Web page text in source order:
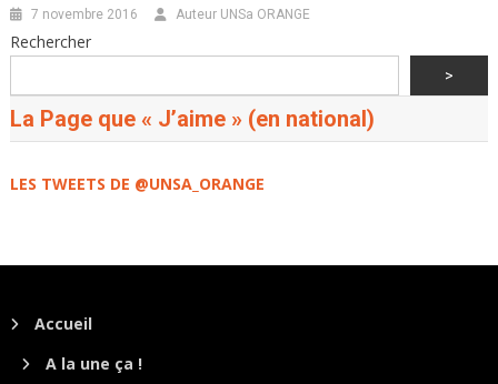
7 novembre 2016 Auteur UNSa ORANGE
Rechercher
>
La Page que « J’aime » (en national)
LES TWEETS DE @UNSA_ORANGE
Accueil
A la une ça !